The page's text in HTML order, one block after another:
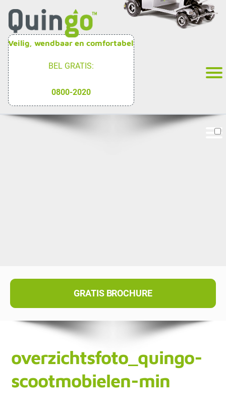
Veilig, wendbaar en comfortabel
BEL GRATIS:
0800-2020
GRATIS BROCHURE
overzichtsfoto_quingo-
scootmobielen-min